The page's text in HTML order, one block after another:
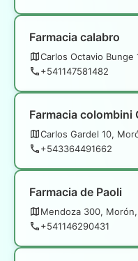
Farmacia calabro
Carlos Octavio
+541147581482
Farmacia colombini
Carlos Gardel 10,
+543364491662
Farmacia de Paoli
Mendoza 300,
+541146290431